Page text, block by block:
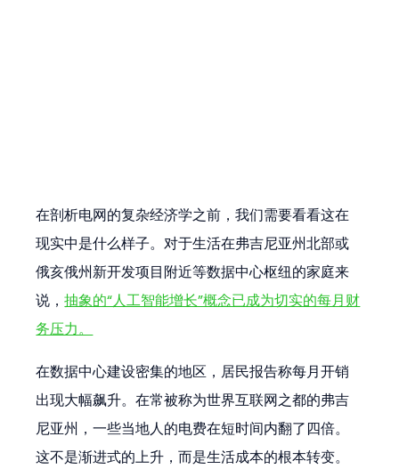
在剖析电网的复杂经济学之前，我们需要看看这在
现实中是什么样子。对于生活在弗吉尼亚州北部或
俄亥俄州新开发项目附近等数据中心枢纽的家庭来
说，抽象的“人工智能增长”概念已成为切实的每月财
务压力。
在数据中心建设密集的地区，居民报告称每月开销
出现大幅飙升。在常被称为世界互联网之都的弗吉
尼亚州，一些当地人的电费在短时间内翻了四倍。
这不是渐进式的上升，而是生活成本的根本转变。